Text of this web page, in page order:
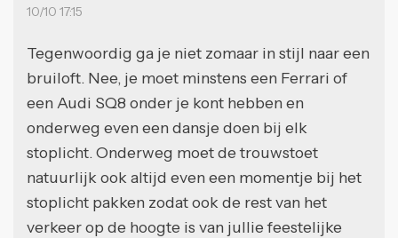
10/10 17:15
Tegenwoordig ga je niet zomaar in stijl naar een
bruiloft. Nee, je moet minstens een Ferrari of
een Audi SQ8 onder je kont hebben en
onderweg even een dansje doen bij elk
stoplicht. Onderweg moet de trouwstoet
natuurlijk ook altijd even een momentje bij het
stoplicht pakken zodat ook de rest van het
verkeer op de hoogte is van jullie feestelijke